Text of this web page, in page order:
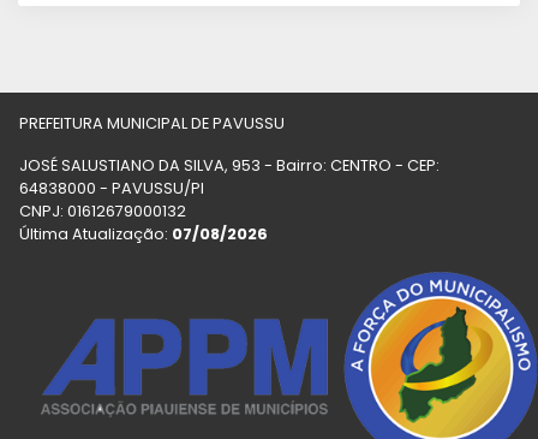
PREFEITURA MUNICIPAL DE PAVUSSU
JOSÉ SALUSTIANO DA SILVA, 953 - Bairro: CENTRO - CEP:
64838000 - PAVUSSU/PI
CNPJ: 01612679000132
Última Atualização: 07/08/2026